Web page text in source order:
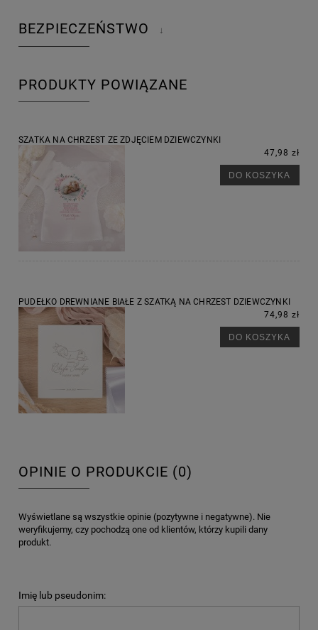
BEZPIECZEŃSTWO ↓
PRODUKTY POWIĄZANE
SZATKA NA CHRZEST ZE ZDJĘCIEM DZIEWCZYNKI
47,98 zł
DO KOSZYKA
PUDEŁKO DREWNIANE BIAŁE Z SZATKĄ NA CHRZEST DZIEWCZYNKI
74,98 zł
DO KOSZYKA
OPINIE O PRODUKCIE (0)
Wyświetlane są wszystkie opinie (pozytywne i negatywne). Nie
weryfikujemy, czy pochodzą one od klientów, którzy kupili dany
produkt.
Imię lub pseudonim: